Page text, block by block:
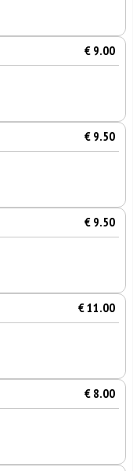
€ 9.00
€ 9.50
€ 9.50
€ 11.00
€ 8.00